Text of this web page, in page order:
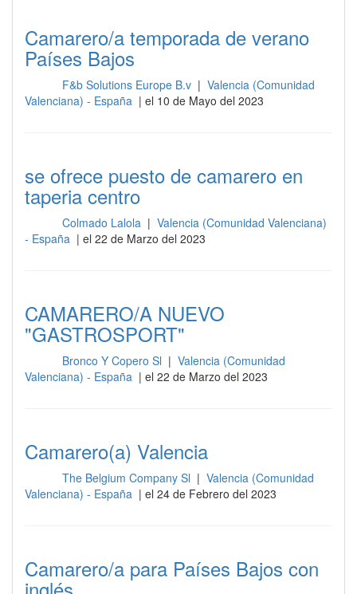
Camarero/a temporada de verano
Países Bajos
F&b Solutions Europe B.v | Valencia (Comunidad
Valenciana) - España | el 10 de Mayo del 2023
se ofrece puesto de camarero en
taperia centro
Colmado Lalola | Valencia (Comunidad Valenciana)
- España | el 22 de Marzo del 2023
CAMARERO/A NUEVO
"GASTROSPORT"
Bronco Y Copero Sl | Valencia (Comunidad
Valenciana) - España | el 22 de Marzo del 2023
Camarero(a) Valencia
The Belgium Company Sl | Valencia (Comunidad
Valenciana) - España | el 24 de Febrero del 2023
Camarero/a para Países Bajos con